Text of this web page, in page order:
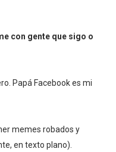
con gente que sigo o
Papá Facebook es mi
memes robados y
en texto plano).